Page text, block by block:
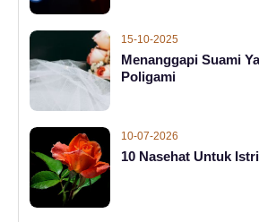
15-10-2025
Menanggapi Suami
Poligami
10-07-2026
10 Nasehat Untuk